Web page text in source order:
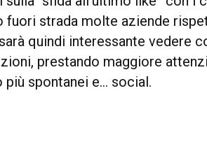
fuori strada molte aziende
quindi interessante vedere
prestando maggiore
spontanei e… social.